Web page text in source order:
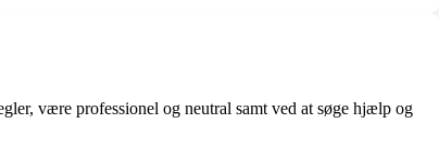
være professionel og neutral samt ved at søge hjælp og